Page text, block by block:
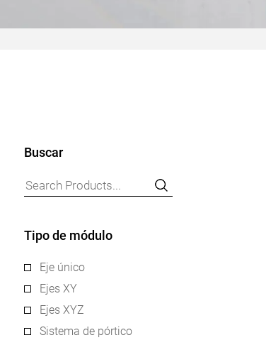
Buscar
Tipo de módulo
Eje único
Ejes XY
Ejes XYZ
Sistema de pórtico